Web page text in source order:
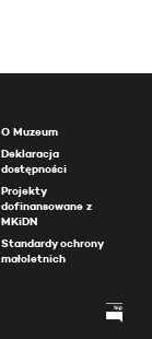
O Muzeum
Deklaracja
dostępności
Projekty
dofinansowane z
MKiDN
Standardy ochrony
małoletnich